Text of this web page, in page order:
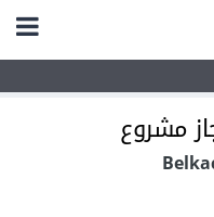
مشروع